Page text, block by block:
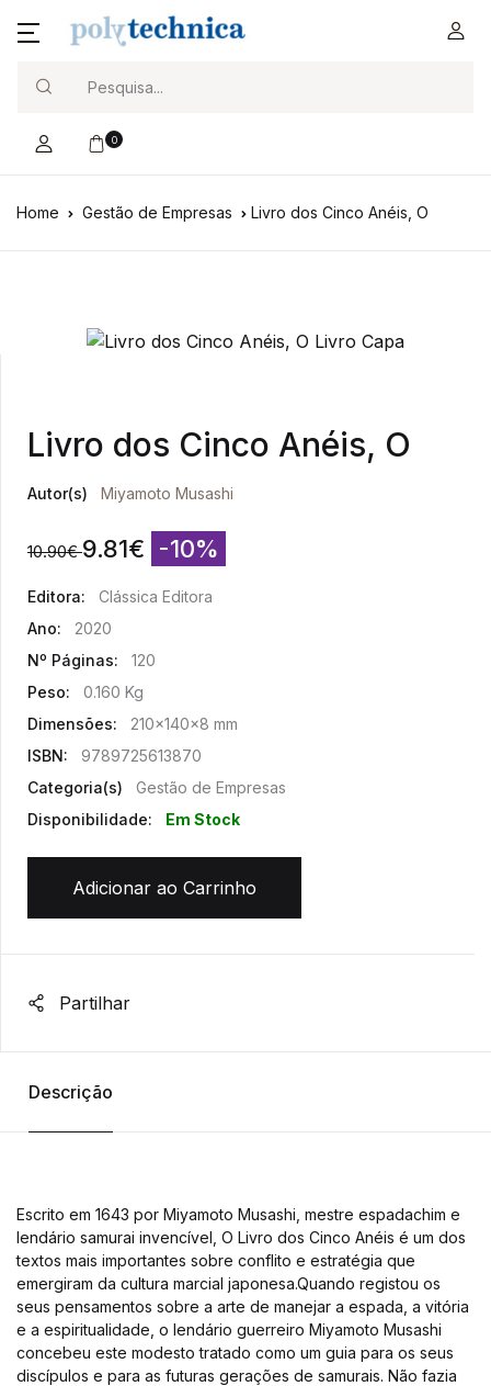
0
Home Gestão de Empresas Livro dos Cinco Anéis, O
Livro dos Cinco Anéis, O
Autor(s) Miyamoto Musashi
10.90€ 9.81€ -10%
Editora:
Clássica Editora
Ano:
2020
Nº Páginas:
120
Peso:
0.160 Kg
Dimensões:
210x140x8 mm
ISBN:
9789725613870
Categoria(s)
Gestão de Empresas
Disponibilidade:
Em Stock
Adicionar ao Carrinho
Partilhar
Descrição
Escrito em 1643 por Miyamoto Musashi, mestre espadachim e
lendário samurai invencível, O Livro dos Cinco Anéis é um dos
textos mais importantes sobre conflito e estratégia que
emergiram da cultura marcial japonesa.Quando registou os
seus pensamentos sobre a arte de manejar a espada, a vitória
e a espiritualidade, o lendário guerreiro Miyamoto Musashi
concebeu este modesto tratado como um guia para os seus
discípulos e para as futuras gerações de samurais. Não fazia